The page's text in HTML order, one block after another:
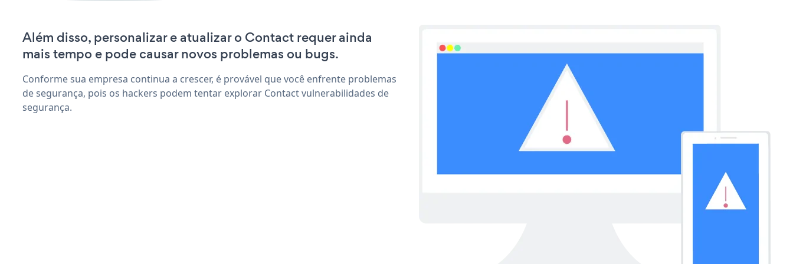
Além disso, personalizar e atualizar o Contact requer ainda
mais tempo e pode causar novos problemas ou bugs.
Conforme sua empresa continua a crescer, é provável que você enfrente problemas
de segurança, pois os hackers podem tentar explorar Contact vulnerabilidades de
segurança.